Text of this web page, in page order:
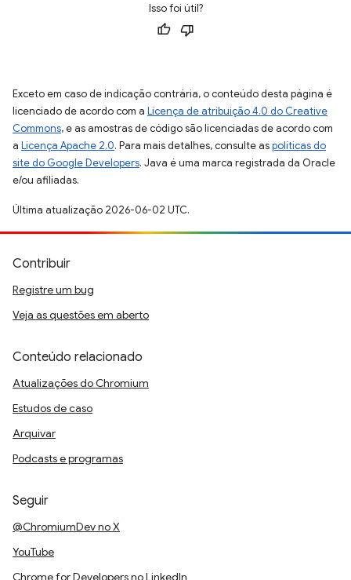
Isso foi útil?
Exceto em caso de indicação contrária, o conteúdo desta página é
licenciado de acordo com a Licença de atribuição 4.0 do Creative
Commons, e as amostras de código são licenciadas de acordo com
a Licença Apache 2.0. Para mais detalhes, consulte aspolíticas do
site do Google Developers. Java é uma marca registrada da Oracle
e/ou afiliadas.
Última atualização 2026-06-02 UTC.
Contribuir
Registre um bug
Veja as questões em aberto
Conteúdo relacionado
Atualizações do Chromium
Estudos de caso
Arquivar
Podcasts e programas
Seguir
@ChromiumDev no X
YouTube
Chrome for Developers no LinkedIn